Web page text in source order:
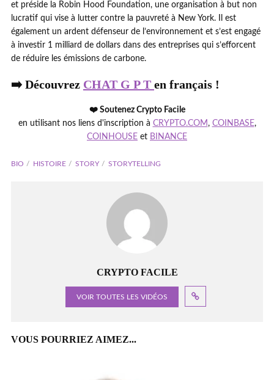
et préside la Robin Hood Foundation, une organisation à but non
lucratif qui vise à lutter contre la pauvreté à New York. Il est
également un ardent défenseur de l’environnement et s’est engagé
à investir 1 milliard de dollars dans des entreprises qui s’efforcent
de réduire les émissions de carbone.
➡️ Découvrez CHAT G P T en français !
❤️ Soutenez Crypto Facile
en utilisant nos liens d'inscription à CRYPTO.COM, COINBASE,
COINHOUSE et BINANCE
BIO HISTOIRE STORY STORYTELLING
CRYPTO FACILE
VOIR TOUTES LES VIDÉOS
VOUS POURRIEZ AIMEZ...